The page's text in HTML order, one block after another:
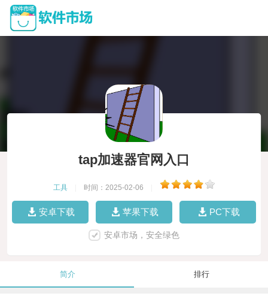
tap加速器官网入口
工具 时间：2025-02-06
安卓下载 苹果下载 PC下载
安卓市场，安全绿色
简介 排行